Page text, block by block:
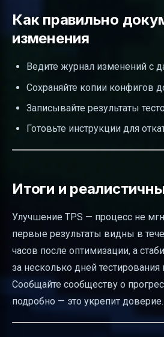
Как правильно
изменения
Ведите журнал изменений с
Сохраняйте копии конфигов
Записывайте результаты
Готовьте инструкции для
Итоги и
Улучшение TPS — процесс не
первые результаты видны в
часов после оптимизации, а
за несколько дней тестирования
Сообщайте сообществу о
подробно — это укрепит доверие.